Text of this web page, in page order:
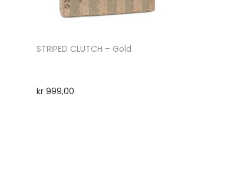
STRIPED CLUTCH – Gold
kr999,00